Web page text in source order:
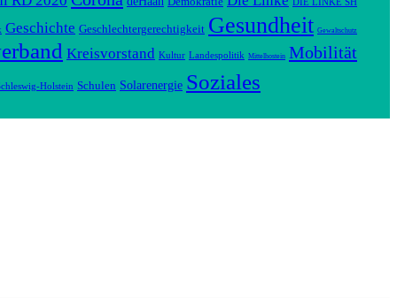
Geschichte Geschlechtergerechtigkeit Gesundheit Gewaltschutz
Kreisvorstand Kultur Landespolitik Mittelhostein Mobilität
Holstein Schulen Solarenergie Soziales